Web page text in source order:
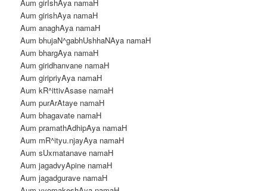
Aum girIshAya namaH
Aum girishAya namaH
Aum anaghAya namaH
Aum bhujaN^gabhUshhaNAya namaH
Aum bhargAya namaH
Aum giridhanvane namaH
Aum giripriyAya namaH
Aum kR^ittivAsase namaH
Aum purArAtaye namaH
Aum bhagavate namaH
Aum pramathAdhipAya namaH
Aum mR^ityu.njayAya namaH
Aum sUxmatanave namaH
Aum jagadvyApine namaH
Aum jagadgurave namaH